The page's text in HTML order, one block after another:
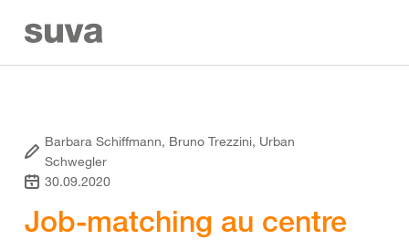
Barbara Schiffmann, Bruno Trezzini, Urban
Schwegler
30.09.2020
Job-matching au centre